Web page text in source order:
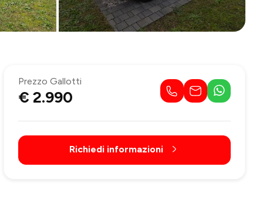
Prezzo Gallotti
€ 2.990
Richiedi informazioni